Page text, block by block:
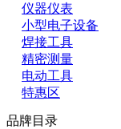
仪器仪表
小型电子设备
焊接工具
精密测量
电动工具
特惠区
品牌目录